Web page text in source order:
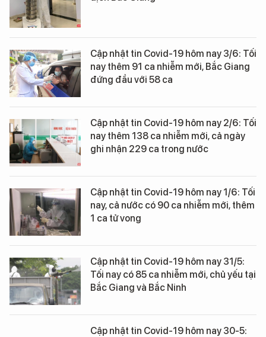
Cập nhật tin Covid-19 hôm nay 3/6: Tối
nay thêm 91 ca nhiễm mới, Bắc Giang
đứng đầu với 58 ca
Cập nhật tin Covid-19 hôm nay 2/6: Tối
nay thêm 138 ca nhiễm mới, cả ngày
ghi nhận 229 ca trong nước
Cập nhật tin Covid-19 hôm nay 1/6: Tối
nay, cả nước có 90 ca nhiễm mới, thêm
1 ca tử vong
Cập nhật tin Covid-19 hôm nay 31/5:
Tối nay có 85 ca nhiễm mới, chủ yếu tại
Bắc Giang và Bắc Ninh
Cập nhật tin Covid-19 hôm nay 30-5: